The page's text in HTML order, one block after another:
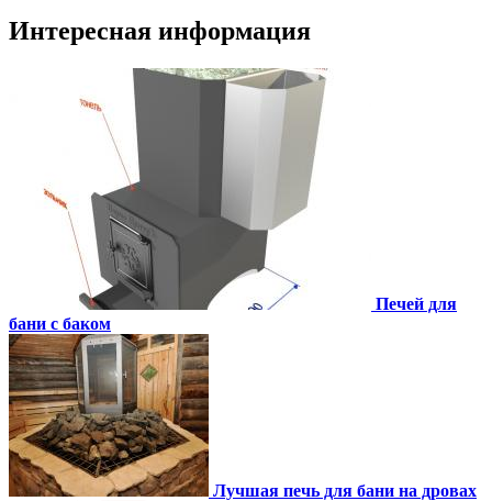
Интересная информация
Печей для
бани с баком
Лучшая печь для бани на дровах